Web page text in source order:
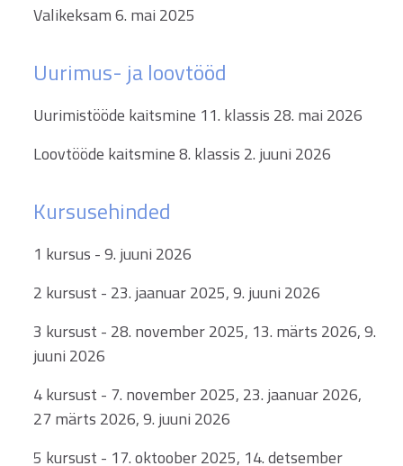
Valikeksam 6. mai 2025
Uurimus- ja loovtööd
Uurimistööde kaitsmine 11. klassis 28. mai 2026
Loovtööde kaitsmine 8. klassis 2. juuni 2026
Kursusehinded
1 kursus - 9. juuni 2026
2 kursust - 23. jaanuar 2025, 9. juuni 2026
3 kursust - 28. november 2025, 13. märts 2026, 9.
juuni 2026
4 kursust - 7. november 2025, 23. jaanuar 2026,
27 märts 2026, 9. juuni 2026
5 kursust - 17. oktoober 2025, 14. detsember